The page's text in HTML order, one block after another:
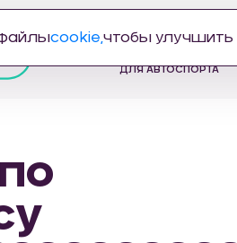
ПРОИЗВОДИТЕЛЬ
ДЛЯ АВТОСПОРТА
cookie, чтобы улучшить